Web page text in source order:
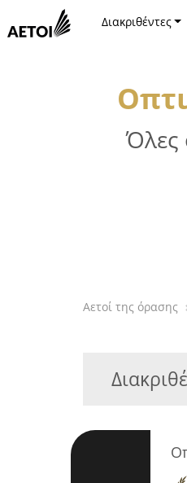
Διακριθέντες
Όλες
Αετοί της όρασης